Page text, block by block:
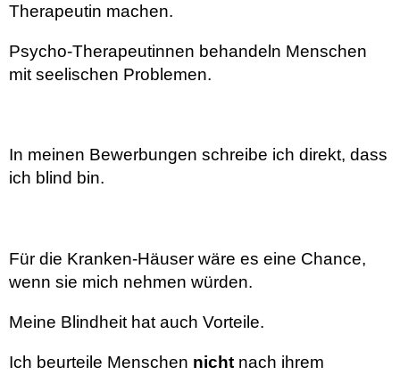
Therapeutin machen.
Psycho-Therapeutinnen behandeln Menschen
mit seelischen Problemen.
In meinen Bewerbungen schreibe ich direkt, dass
ich blind bin.
Für die Kranken-Häuser wäre es eine Chance,
wenn sie mich nehmen würden.
Meine Blindheit hat auch Vorteile.
Ich beurteile Menschen nicht nach ihrem